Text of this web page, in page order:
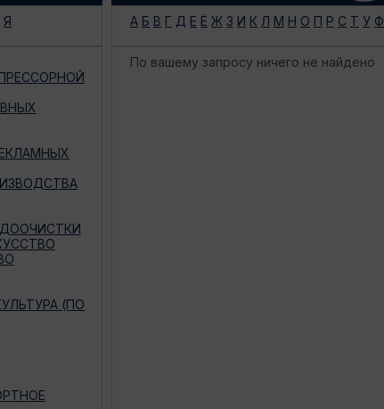
Я А Б В Г Д Е Ё Ж З И К Л М Н О П Р С Т У Ф
(ПО
По вашему запросу ничего не найдено